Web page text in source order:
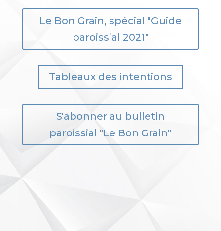
Le Bon Grain, spécial "Guide
paroissial 2021"
Tableaux des intentions
S'abonner au bulletin
paroissial "Le Bon Grain"